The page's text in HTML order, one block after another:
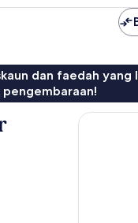
dan faedah yang